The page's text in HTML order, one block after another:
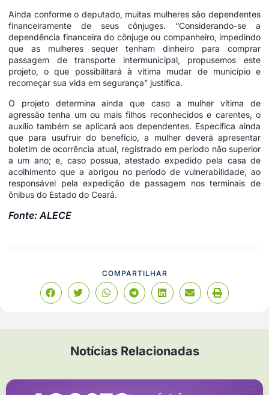
Ainda conforme o deputado, muitas mulheres são dependentes
financeiramente de seus cônjuges. “Considerando-se a
dependência financeira do cônjuge ou companheiro, impedindo
que as mulheres sequer tenham dinheiro para comprar
passagem de transporte intermunicipal, propusemos este
projeto, o que possibilitará à vítima mudar de município e
recomeçar sua vida em segurança” justifica.
O projeto determina ainda que caso a mulher vítima de
agressão tenha um ou mais filhos reconhecidos e carentes, o
auxílio também se aplicará aos dependentes. Especifica ainda
que para usufruir do benefício, a mulher deverá apresentar
boletim de ocorrência atual, registrado em período não superior
a um ano; e, caso possua, atestado expedido pela casa de
acolhimento que a abrigou no período de vulnerabilidade, ao
responsável pela expedição de passagem nos terminais de
ônibus do Estado do Ceará.
Fonte: ALECE
COMPARTILHAR
Notícias Relacionadas